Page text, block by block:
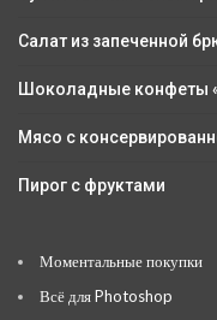
Салат из запеченной
Шоколадные конфеты
Мясо с
Пирог с фруктами
Моментальные покупки
Всё для Photoshop